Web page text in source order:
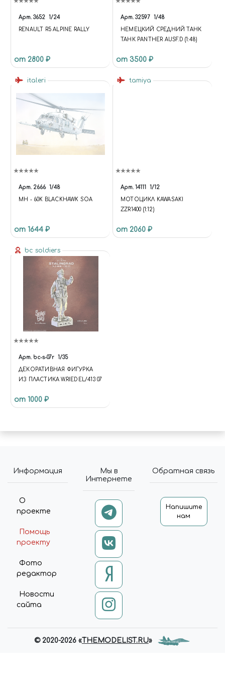
Арт. 3652 1/24
RENAULT R5 ALPINE RALLY
от 2800 ₽
Арт. 32597 1/48
НЕМЕЦКИЙ СРЕДНИЙ ТАНК
ТАНК PANTHER AUSF.D (1:48)
от 3500 ₽
italeri
Арт. 2666 1/48
MH - 60K BLACKHAWK SOA
от 1644 ₽
tamiya
Арт. 14111 1/12
МОТОЦИКЛ KAWASAKI
ZZR1400 (1:12)
от 2060 ₽
bc soldiers
Арт. bc-s-07r 1/35
ДЕКОРАТИВНАЯ ФИГУРКА
ИЗ ПЛАСТИКА W.RIEDEL/413 07
от 1000 ₽
Информация
О
проекте
Помощь
проекту
Фото
редактор
Новости
сайта
Мы в
Интернете
Обратная связь
Напишите
нам
© 2020-2026 «THEMODELIST.RU»